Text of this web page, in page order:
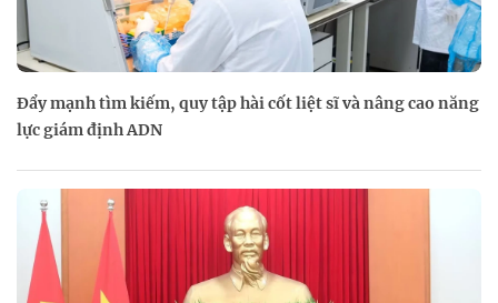
Đẩy mạnh tìm kiếm, quy tập hài cốt liệt sĩ và nâng cao năng
lực giám định ADN